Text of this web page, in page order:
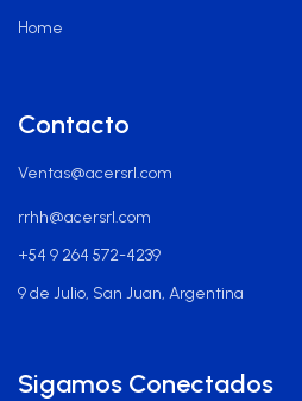
Home
Contacto
Ventas@acersrl.com
rrhh@acersrl.com
+54 9 264 572-4239
9 de Julio, San Juan, Argentina
Sigamos Conectados